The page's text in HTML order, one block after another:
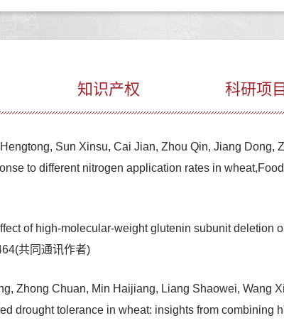
知识产权 科研项目
Sun Xinsu, Cai Jian, Zhou Qin, Jiang Dong,
to different nitrogen application rates in
of high-molecular-weight glutenin subunit deletion
共同通讯作者)
Zhong Chuan, Min Haijiang, Liang Shaowei, Wang
drought tolerance in wheat: insights from combining